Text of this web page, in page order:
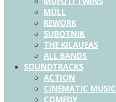
MÜLL
REWORK
SUBOTNIK
THE KILAUEAS
ALL BANDS
SOUNDTRACKS
ACTION
CINEMATIC MUSIC
COMEDY